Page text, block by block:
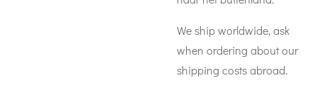
We ship worldwide, ask
when ordering about our
shipping costs abroad.